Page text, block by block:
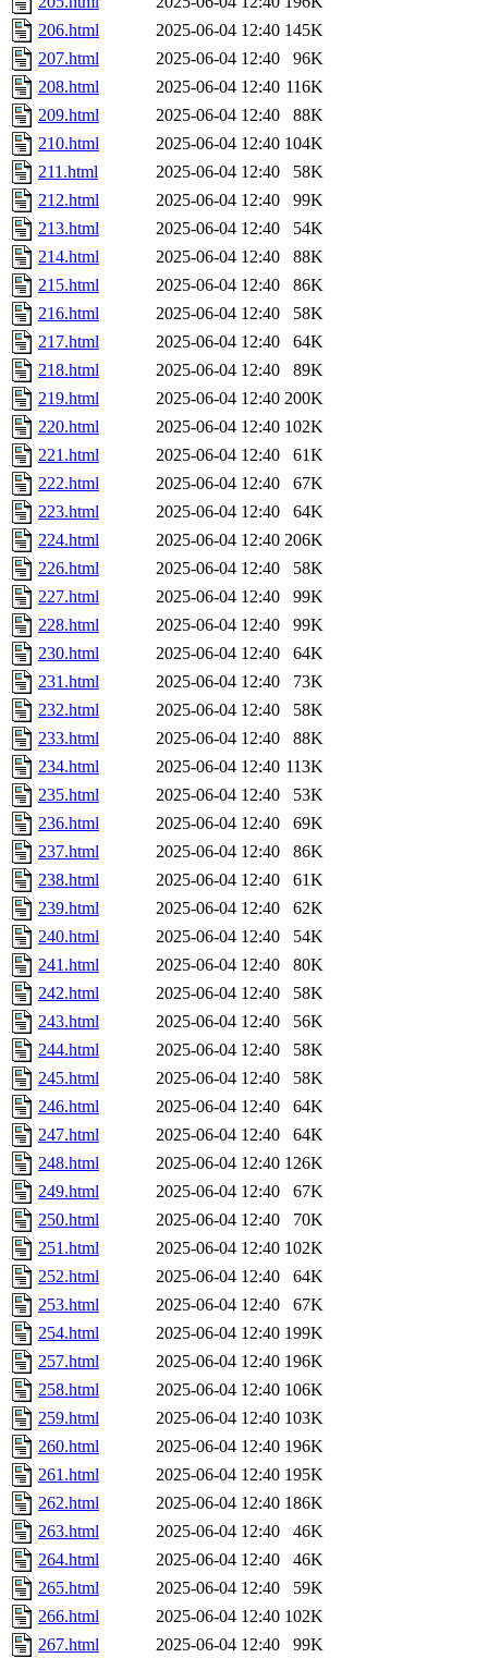
206.html
2025-06-04 12:40 145K
207.html
2025-06-04 12:40
96K
208.html
2025-06-04 12:40 116K
209.html
2025-06-04 12:40
88K
210.html
2025-06-04 12:40 104K
211.html
2025-06-04 12:40
58K
212.html
2025-06-04 12:40
99K
213.html
2025-06-04 12:40
54K
214.html
2025-06-04 12:40
88K
215.html
2025-06-04 12:40
86K
216.html
2025-06-04 12:40
58K
217.html
2025-06-04 12:40
64K
218.html
2025-06-04 12:40
89K
219.html
2025-06-04 12:40 200K
220.html
2025-06-04 12:40 102K
221.html
2025-06-04 12:40
61K
222.html
2025-06-04 12:40
67K
223.html
2025-06-04 12:40
64K
224.html
2025-06-04 12:40 206K
226.html
2025-06-04 12:40
58K
227.html
2025-06-04 12:40
99K
228.html
2025-06-04 12:40
99K
230.html
2025-06-04 12:40
64K
231.html
2025-06-04 12:40
73K
232.html
2025-06-04 12:40
58K
233.html
2025-06-04 12:40
88K
234.html
2025-06-04 12:40 113K
235.html
2025-06-04 12:40
53K
236.html
2025-06-04 12:40
69K
237.html
2025-06-04 12:40
86K
238.html
2025-06-04 12:40
61K
239.html
2025-06-04 12:40
62K
240.html
2025-06-04 12:40
54K
241.html
2025-06-04 12:40
80K
242.html
2025-06-04 12:40
58K
243.html
2025-06-04 12:40
56K
244.html
2025-06-04 12:40
58K
245.html
2025-06-04 12:40
58K
246.html
2025-06-04 12:40
64K
247.html
2025-06-04 12:40
64K
248.html
2025-06-04 12:40 126K
249.html
2025-06-04 12:40
67K
250.html
2025-06-04 12:40
70K
251.html
2025-06-04 12:40 102K
252.html
2025-06-04 12:40
64K
253.html
2025-06-04 12:40
67K
254.html
2025-06-04 12:40 199K
257.html
2025-06-04 12:40 196K
258.html
2025-06-04 12:40 106K
259.html
2025-06-04 12:40 103K
260.html
2025-06-04 12:40 196K
261.html
2025-06-04 12:40 195K
262.html
2025-06-04 12:40 186K
263.html
2025-06-04 12:40
46K
264.html
2025-06-04 12:40
46K
265.html
2025-06-04 12:40
59K
266.html
2025-06-04 12:40 102K
267.html
2025-06-04 12:40
99K